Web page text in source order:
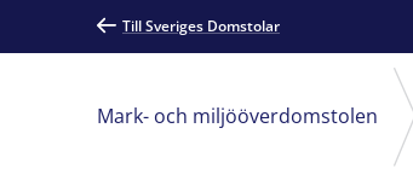
Till Sveriges Domstolar
Mark- och miljööverdomstolen